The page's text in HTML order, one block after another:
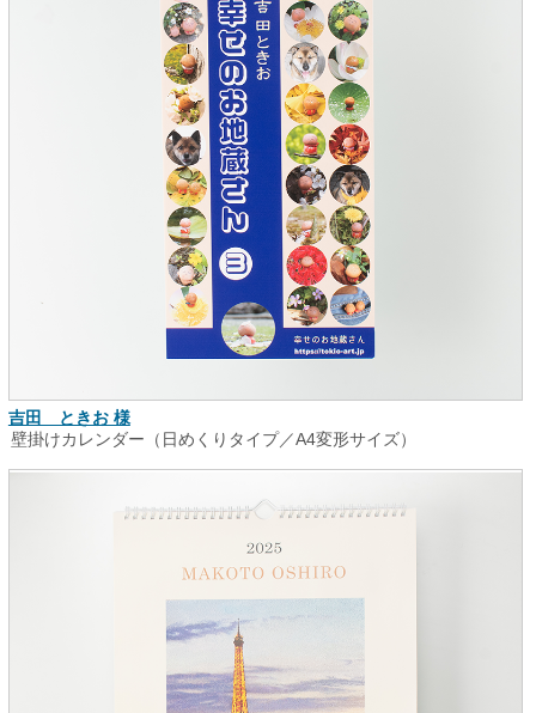
吉田 ときお 様
壁掛けカレンダー（日めくりタイプ／A4変形サイズ）